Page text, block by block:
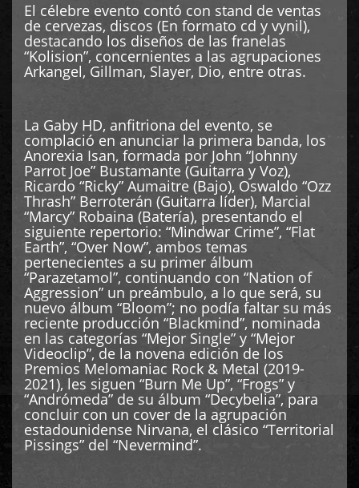
El célebre evento contó con stand de ventas
de cervezas, discos (En formato cd y vynil),
destacando los diseños de las franelas
“Kolision”, concernientes a las agrupaciones
Arkangel, Gillman, Slayer, Dio, entre otras.
La Gaby HD, anfitriona del evento, se
complació en anunciar la primera banda, los
Anorexia Isan, formada por John “Johnny
Parrot Joe” Bustamante (Guitarra y Voz),
Ricardo “Ricky” Aumaitre (Bajo), Oswaldo “Ozz
Thrash” Berroterán (Guitarra líder), Marcial
“Marcy” Robaina (Batería), presentando el
siguiente repertorio: “Mindwar Crime”, “Flat
Earth”, “Over Now”, ambos temas
pertenecientes a su primer álbum
“Parazetamol”, continuando con “Nation of
Aggression” un preámbulo, a lo que será, su
nuevo álbum “Bloom”; no podía faltar su más
reciente producción “Blackmind”, nominada
en las categorías “Mejor Single” y “Mejor
Videoclip”, de la novena edición de los
Premios Melomaniac Rock & Metal (2019-
2021), les siguen “Burn Me Up”, “Frogs” y
“Andrómeda” de su álbum “Decybelia”, para
concluir con un cover de la agrupación
estadounidense Nirvana, el clásico “Territorial
Pissings” del “Nevermind”.